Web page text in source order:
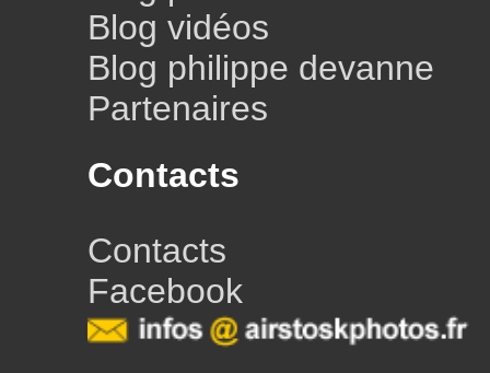
Blog vidéos
Blog philippe devanne
Partenaires
Contacts
Contacts
Facebook